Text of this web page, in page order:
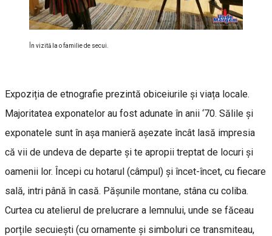
În vizită la o familie de secui.
Expoziția de etnografie prezintă obiceiurile și viața locale.
Majoritatea exponatelor au fost adunate în anii ‘70. Sălile și
exponatele sunt în așa manieră așezate încât lasă impresia
că vii de undeva de departe și te apropii treptat de locuri și
oamenii lor. Începi cu hotarul (câmpul) și încet-încet, cu fiecare
sală, intri până în casă. Pășunile montane, stâna cu coliba.
Curtea cu atelierul de prelucrare a lemnului, unde se făceau
porțile secuiești (cu ornamente și simboluri ce transmiteau,